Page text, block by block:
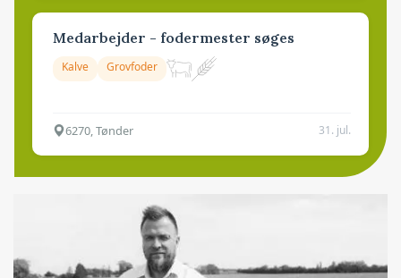
Medarbejder - fodermester søges
Kalve Grovfoder
6270, Tønder 31. jul.